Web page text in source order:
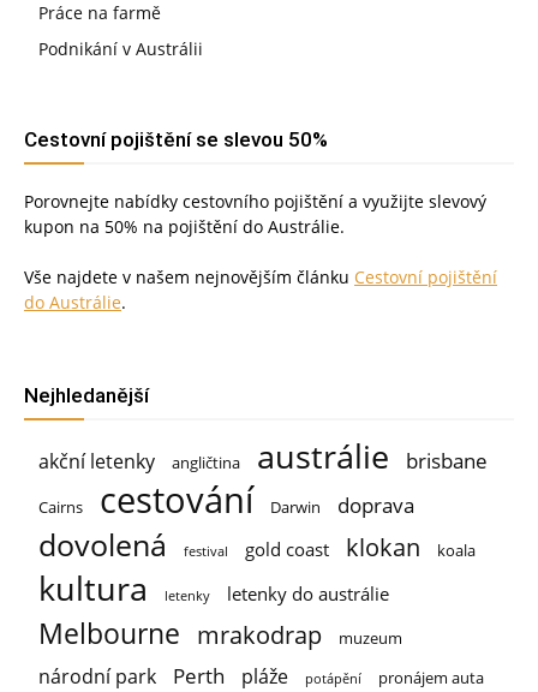
Práce na farmě
Podnikání v Austrálii
Cestovní pojištění se slevou 50%
Porovnejte nabídky cestovního pojištění a využijte slevový
kupon na 50% na pojištění do Austrálie.
Vše najdete v našem nejnovějším článku Cestovní pojištění
do Austrálie.
Nejhledanější
akční letenky angličtina austrálie brisbane
Cairns cestování Darwin doprava
dovolená festival gold coast klokan koala
kultura letenky letenky do austrálie
Melbourne mrakodrap muzeum
národní park Perth pláže potápění pronájem auta